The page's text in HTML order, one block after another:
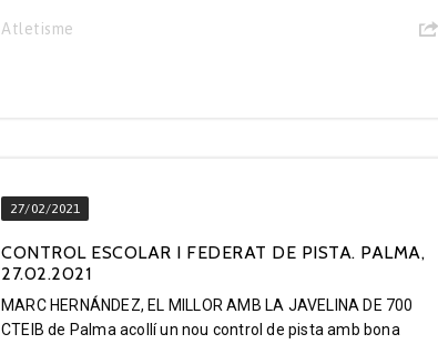
Atletisme
27/02/2021
CONTROL ESCOLAR I FEDERAT DE PISTA. PALMA,
27.02.2021
MARC HERNÁNDEZ, EL MILLOR AMB LA JAVELINA DE 700
CTEIB de Palma acollí un nou control de pista amb bona